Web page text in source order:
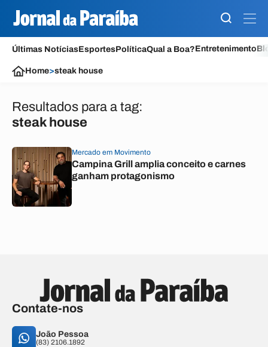
Últimas NotíciasEsportesPolíticaQual a Boa?Entretenimento
Home>steak house
Resultados para a tag:
steak house
Mercado em Movimento
Campina Grill amplia conceito e carnes
ganham protagonismo
Contate-nos
João Pessoa
(83) 2106.1892